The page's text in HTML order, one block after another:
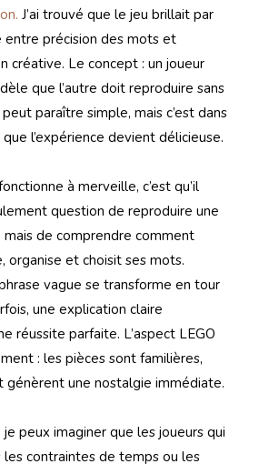
J’ai trouvé que le jeu brillait par
entre précision des mots et
créative. Le concept : un joueur
que l’autre doit reproduire sans
peut paraître simple, mais c’est dans
l’expérience devient délicieuse.
à merveille, c’est qu’il
question de reproduire une
mais de comprendre comment
organise et choisit ses mots.
vague se transforme en tour
une explication claire
réussite parfaite. L’aspect LEGO
: les pièces sont familières,
génèrent une nostalgie immédiate.
je peux imaginer que les joueurs qui
les contraintes de temps ou les